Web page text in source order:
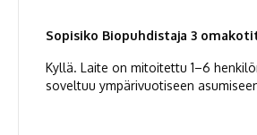
Sopisiko Biopuhdistaja 3
Kyllä. Laite on mitoitettu 1–6
soveltuu ympärivuotiseen